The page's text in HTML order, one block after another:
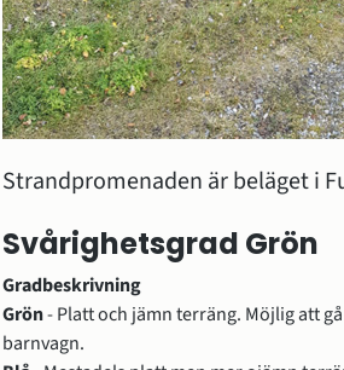
Strandpromenaden är beläget i
Svårighetsgrad Grön
Gradbeskrivning
Grön - Platt och jämn terräng. Möjlig att
barnvagn.